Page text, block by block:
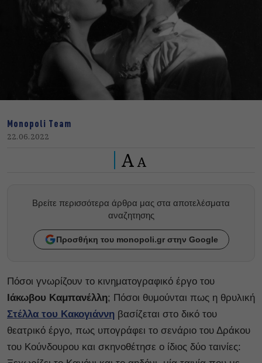
Monopoli Team
22.06.2022
A A
Βρείτε περισσότερα άρθρα μας στα αποτελέσματα
αναζητησης
Προσθήκη του monopoli.gr στην Google
Πόσοι γνωρίζουν το κινηματογραφικό έργο του
Ιάκωβου Καμπανέλλη; Πόσοι θυμούνται πως η θρυλική
Στέλλα του Κακογιάννη βασίζεται στο δικό του
θεατρικό έργο, πως υπογράφει το σενάριο του Δράκου
του Κούνδουρου και σκηνοθέτησε ο ίδιος δύο ταινίες: